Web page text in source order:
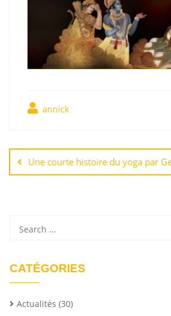
annick
Une courte histoire du yoga par
CATÉGORIES
Actualités (30)